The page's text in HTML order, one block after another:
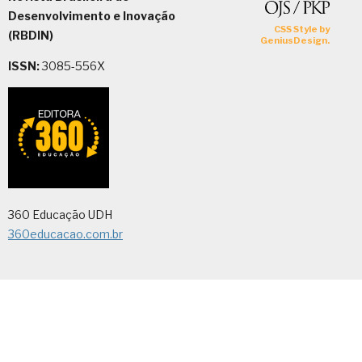
Desenvolvimento e Inovação
(RBDIN)
ISSN:3085-556X
360 Educação UDH
360educacao.com.br